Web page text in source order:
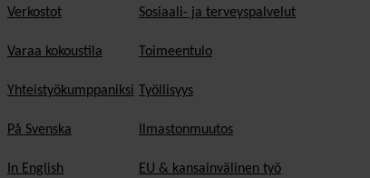
Verkostot
Varaa kokoustila
Yhteistyökumppaniksi
På Svenska
In English
Sosiaali- ja terveyspalvelut
Toimeentulo
Työllisyys
Ilmastonmuutos
EU & kansainvälinen työ